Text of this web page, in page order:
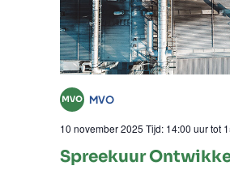
MVO
Spreekuur
10 november 2025 Tijd: 14:00 uurtot